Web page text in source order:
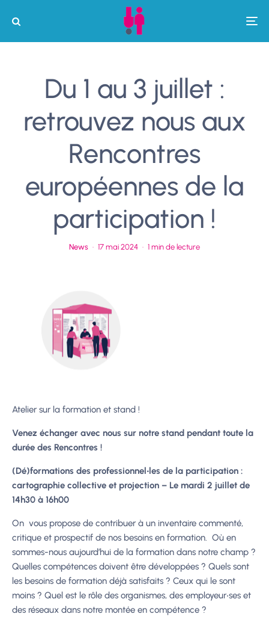
Du 1 au 3 juillet :
retrouvez nous aux
Rencontres
européennes de la
participation !
News · 17 mai 2024 · 1 min de lecture
Atelier sur la formation et stand !
Venez échanger avec nous sur notre stand pendant toute la
durée des Rencontres !
(Dé)formations des professionnel‧les de la participation :
cartographie collective et projection – Le mardi 2 juillet de
14h30 à 16h00
On vous propose de contribuer à un inventaire commenté,
critique et prospectif de nos besoins en formation. Où en
sommes-nous aujourd’hui de la formation dans notre champ ?
Quelles compétences doivent être développées ? Quels sont
les besoins de formation déjà satisfaits ? Ceux qui le sont
moins ? Quel est le rôle des organismes, des employeur‧ses et
des réseaux dans notre montée en compétence ?